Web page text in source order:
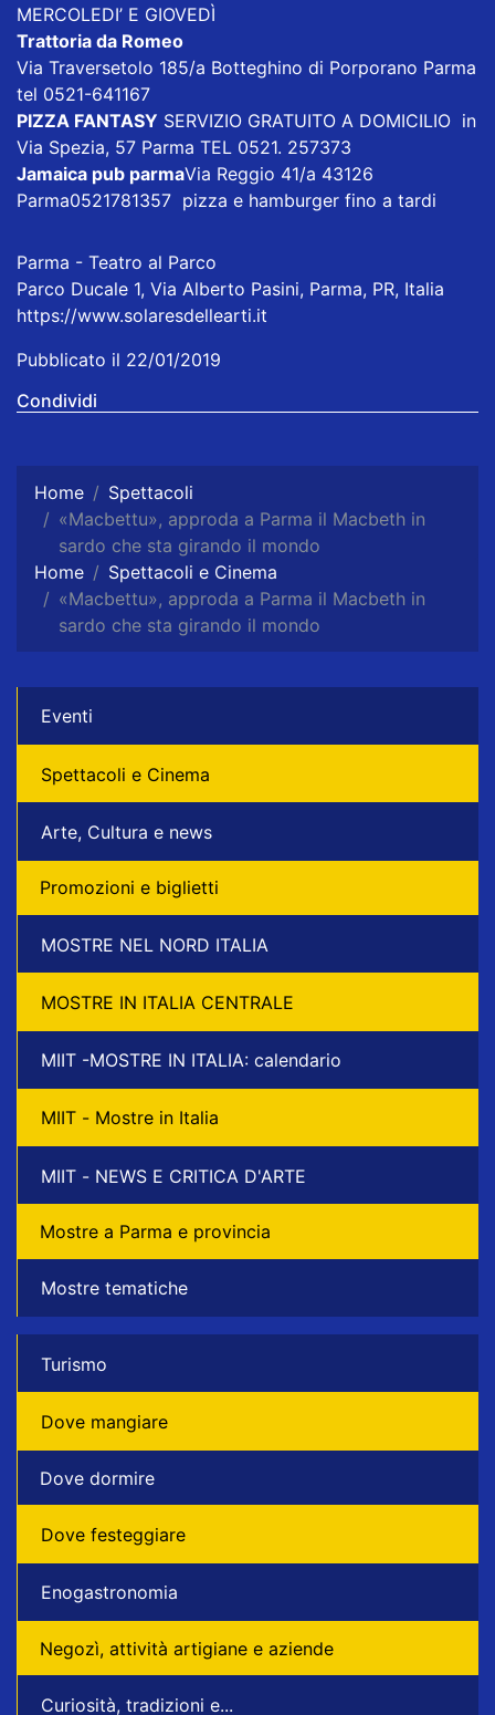
MERCOLEDI’ E GIOVEDÌ
Trattoria da Romeo
Via Traversetolo 185/a Botteghino di Porporano Parma
tel 0521-641167
PIZZA FANTASY SERVIZIO GRATUITO A DOMICILIO in
Via Spezia, 57 Parma TEL 0521. 257373
Jamaica pub parmaVia Reggio 41/a 43126
Parma0521781357 pizza e hamburger fino a tardi
Parma - Teatro al Parco
Parco Ducale 1, Via Alberto Pasini, Parma, PR, Italia
https://www.solaresdellearti.it
Pubblicato il 22/01/2019
Condividi
Home
Spettacoli
«Macbettu», approda a Parma il Macbeth in
sardo che sta girando il mondo
Home
Spettacoli e Cinema
«Macbettu», approda a Parma il Macbeth in
sardo che sta girando il mondo
Eventi
Spettacoli e Cinema
Arte, Cultura e news
Promozioni e biglietti
MOSTRE NEL NORD ITALIA
MOSTRE IN ITALIA CENTRALE
MIIT -MOSTRE IN ITALIA: calendario
MIIT - Mostre in Italia
MIIT - NEWS E CRITICA D'ARTE
Mostre a Parma e provincia
Mostre tematiche
Turismo
Dove mangiare
Dove dormire
Dove festeggiare
Enogastronomia
Negozì, attività artigiane e aziende
Curiosità, tradizioni e...